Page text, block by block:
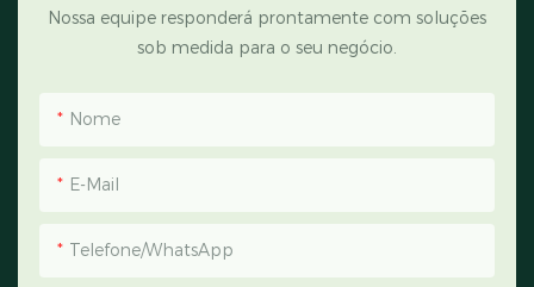
Nossa equipe responderá prontamente com soluções
sob medida para o seu negócio.
Nome
E-Mail
Telefone/WhatsApp